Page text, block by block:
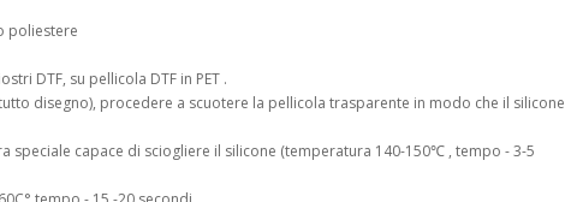
poliestere
DTF, su pellicola DTF in PET .
disegno), procedere a scuotere la pellicola trasparente in modo che il silicone
speciale capace di sciogliere il silicone (temperatura 140-150℃ , tempo - 3-5